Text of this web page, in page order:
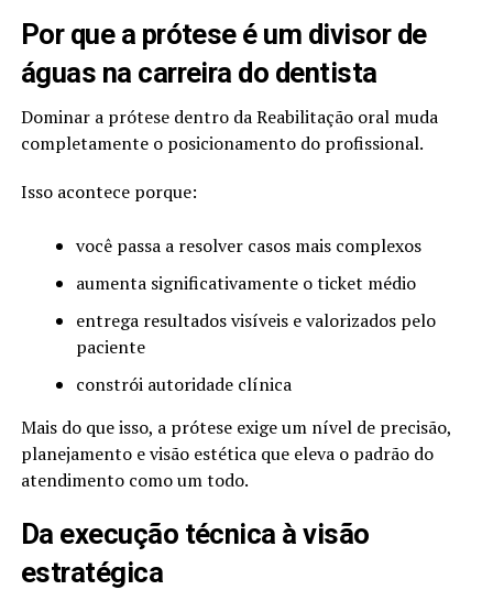
Por que a prótese é um divisor de
águas na carreira do dentista
Dominar a prótese dentro da Reabilitação oral muda
completamente o posicionamento do profissional.
Isso acontece porque:
você passa a resolver casos mais complexos
aumenta significativamente o ticket médio
entrega resultados visíveis e valorizados pelo
paciente
constrói autoridade clínica
Mais do que isso, a prótese exige um nível de precisão,
planejamento e visão estética que eleva o padrão do
atendimento como um todo.
Da execução técnica à visão
estratégica